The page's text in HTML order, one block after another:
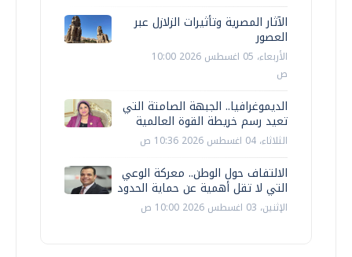
الآثار المصرية وتأثيرات الزلازل عبر
العصور
الأربعاء، 05 اغسطس 2026 10:00
ص
الديموغرافيا.. الجبهة الصامتة التي
تعيد رسم خريطة القوة العالمية
الثلاثاء، 04 اغسطس 2026 10:36 ص
الالتفاف حول الوطن.. معركة الوعي
التي لا تقل أهمية عن حماية الحدود
الإثنين، 03 اغسطس 2026 10:00 ص